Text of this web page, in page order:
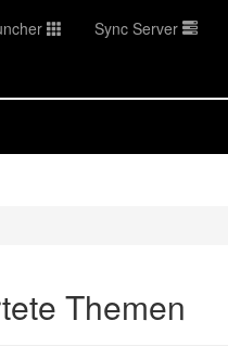
Sync Server
Themen